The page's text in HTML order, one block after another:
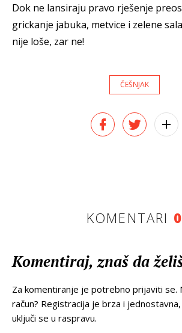
Dok ne lansiraju pravo rješenje
grickanje jabuka, metvice i zelene
nije loše, zar ne!
ČEŠNJAK
KOMENTARI 0
Komentiraj, znaš da
Za komentiranje je potrebno prijaviti se.
račun? Registracija je brza i
uključi se u raspravu.